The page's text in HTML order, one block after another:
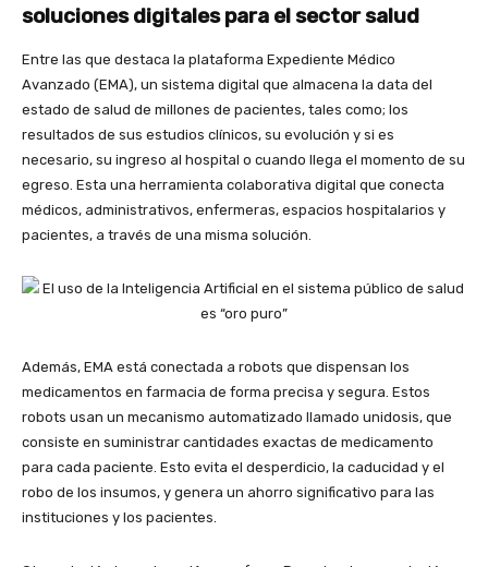
soluciones digitales para el sector salud
Entre las que destaca la plataforma Expediente Médico
Avanzado (EMA), un sistema digital que almacena la data del
estado de salud de millones de pacientes, tales como; los
resultados de sus estudios clínicos, su evolución y si es
necesario, su ingreso al hospital o cuando llega el momento de su
egreso. Esta una herramienta colaborativa digital que conecta
médicos, administrativos, enfermeras, espacios hospitalarios y
pacientes, a través de una misma solución.
Además, EMA está conectada a robots que dispensan los
medicamentos en farmacia de forma precisa y segura. Estos
robots usan un mecanismo automatizado llamado unidosis, que
consiste en suministrar cantidades exactas de medicamento
para cada paciente. Esto evita el desperdicio, la caducidad y el
robo de los insumos, y genera un ahorro significativo para las
instituciones y los pacientes.